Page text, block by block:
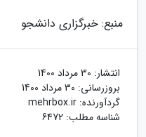
منبع: خبرگزاری دانشجو
انتشار: 30 مرداد 1400
بروزرسانی: 30 مرداد 1400
گردآورنده: mehrbox.ir
شناسه مطلب: 6472